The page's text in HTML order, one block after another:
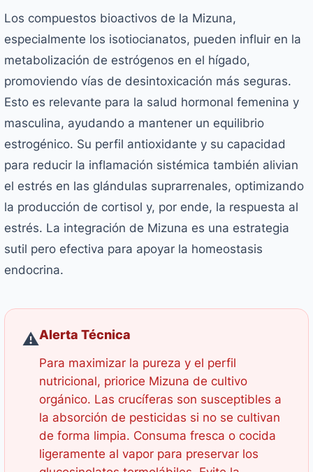
Los compuestos bioactivos de la Mizuna,
especialmente los isotiocianatos, pueden influir en la
metabolización de estrógenos en el hígado,
promoviendo vías de desintoxicación más seguras.
Esto es relevante para la salud hormonal femenina y
masculina, ayudando a mantener un equilibrio
estrogénico. Su perfil antioxidante y su capacidad
para reducir la inflamación sistémica también alivian
el estrés en las glándulas suprarrenales, optimizando
la producción de cortisol y, por ende, la respuesta al
estrés. La integración de Mizuna es una estrategia
sutil pero efectiva para apoyar la homeostasis
endocrina.
⚠️Alerta Técnica
Para maximizar la pureza y el perfil
nutricional, priorice Mizuna de cultivo
orgánico. Las crucíferas son susceptibles a
la absorción de pesticidas si no se cultivan
de forma limpia. Consuma fresca o cocida
ligeramente al vapor para preservar los